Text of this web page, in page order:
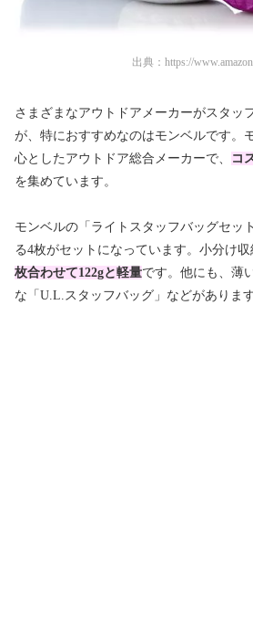
出典： https://
さまざまなアウトドアメーカーがスタッ
が、特におすすめなのはモンベルです。
心としたアウトドア総合メーカーで、
コ
を集めています。
モンベルの「ライトスタッフバッグセッ
る4枚がセットになっています。小分け収
枚合わせて122gと軽量です。他にも、薄
な「U.L.スタッフバッグ」などがあります